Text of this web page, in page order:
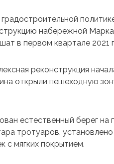
набережной
в первом квартале 2021
реконструкция
открыли пешеходную
естественный берег
тротуаров,
с мягких покрытием.